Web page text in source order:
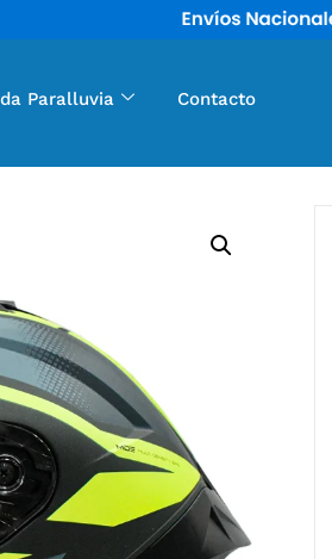
Paralluvia Contacto